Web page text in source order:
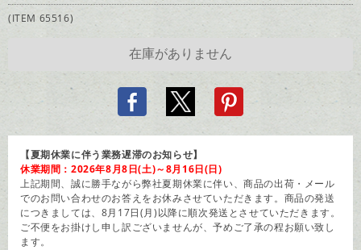
(ITEM 65516)
【夏期休業に伴う業務遅滞のお知らせ】
休業期間：2026年8月8日(土)～8月16日(日)
上記期間、誠に勝手ながら弊社夏期休業に伴い、商品の出荷・メール
でのお問い合わせのお答えをお休みさせていただきます。商品の発送
につきましては、8月17日(月)以降に順次発送とさせていただきます。
ご不便をお掛けし申し訳ございませんが、予めご了承の程お願い致し
ます。